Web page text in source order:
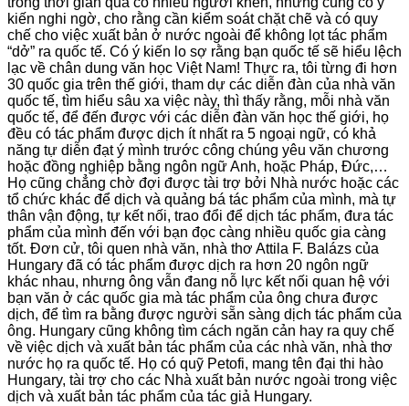
kiến nghi ngờ, cho rằng cần kiểm soát chặt chẽ và có quy
chế cho việc xuất bản ở nước ngoài để không lọt tác phẩm
“dở” ra quốc tế. Có ý kiến lo sợ rằng bạn quốc tế sẽ hiểu lệch
lạc về chân dung văn học Việt Nam! Thực ra, tôi từng đi hơn
30 quốc gia trên thế giới, tham dự các diễn đàn của nhà văn
quốc tế, tìm hiểu sâu xa việc này, thì thấy rằng, mỗi nhà văn
quốc tế, để đến được với các diễn đàn văn học thế giới, họ
đều có tác phẩm được dịch ít nhất ra 5 ngoại ngữ, có khả
năng tự diễn đạt ý mình trước công chúng yêu văn chương
hoặc đồng nghiệp bằng ngôn ngữ Anh, hoặc Pháp, Đức,…
Họ cũng chẳng chờ đợi được tài trợ bởi Nhà nước hoặc các
tổ chức khác để dịch và quảng bá tác phẩm của mình, mà tự
thân vận động, tự kết nối, trao đổi để dịch tác phẩm, đưa tác
phẩm của mình đến với bạn đọc càng nhiều quốc gia càng
tốt. Đơn cử, tôi quen nhà văn, nhà thơ Attila F. Balázs của
Hungary đã có tác phẩm được dịch ra hơn 20 ngôn ngữ
khác nhau, nhưng ông vẫn đang nỗ lực kết nối quan hệ với
bạn văn ở các quốc gia mà tác phẩm của ông chưa được
dịch, để tìm ra bằng được người sẵn sàng dịch tác phẩm của
ông. Hungary cũng không tìm cách ngăn cản hay ra quy chế
về việc dịch và xuất bản tác phẩm của các nhà văn, nhà thơ
nước họ ra quốc tế. Họ có quỹ Petofi, mang tên đại thi hào
Hungary, tài trợ cho các Nhà xuất bản nước ngoài trong việc
dịch và xuất bản tác phẩm của tác giả Hungary.